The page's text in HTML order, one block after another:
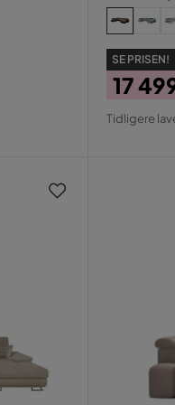
SE PRISEN!
Pris
17
Tidligere